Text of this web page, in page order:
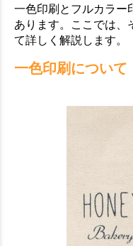
一色印刷とフルカラー
あります。ここでは、
て詳しく解説します。
一色印刷について